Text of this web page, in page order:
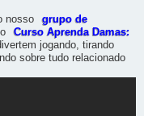
nosso
grupo de
Curso Aprenda Damas:
jogando, tirando
sobre tudo relacionado